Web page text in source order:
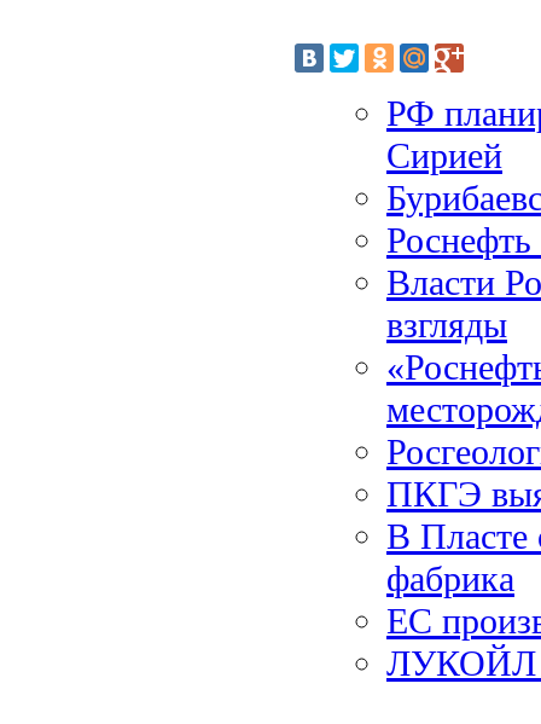
РФ
Сирией
Власти
взгляды
ПКГЭ
В Пласте
фабрика
ЕС
ЛУКОЙЛ